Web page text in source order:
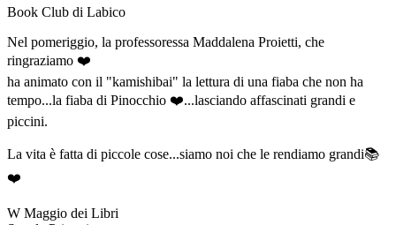
Book Club di Labico
Nel pomeriggio, la professoressa Maddalena Proietti, che
ringraziamo ❤️
ha animato con il "kamishibai" la lettura di una fiaba che non ha
tempo...la fiaba di Pinocchio ❤️...lasciando affascinati grandi e
piccini.
La vita è fatta di piccole cose...siamo noi che le rendiamo grandi📚
❤️
W Maggio dei Libri